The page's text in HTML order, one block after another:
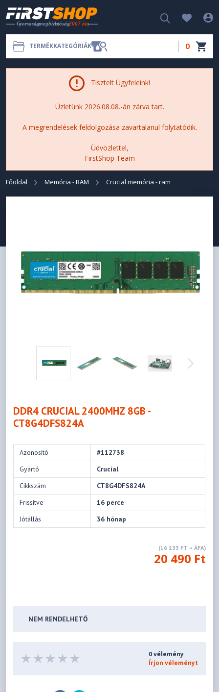
TERMÉKKATEGÓRIÁK 0
Tisztelt Ügyfeleink!
Üzletünk 2026.08.08.-án zárva tart.
A megrendelések feldolgozása zavartalanul folytatódik.
Üdvözlettel,
FirstShop Team
Főoldal Memória - RAM Crucial memória - ram
DDR4 CRUCIAL 2400MHZ 8GB -
CT8G4DFS824A
Azonosító
#112738
Gyártó
Crucial
Cikkszám
CT8G4DFS824A
Frissítve
16 perce
Jótállás
36 hónap
(16 133 FT + ÁFA)
20 490 Ft
NEM RENDELHETŐ
0 vélemény
Írjon véleményt